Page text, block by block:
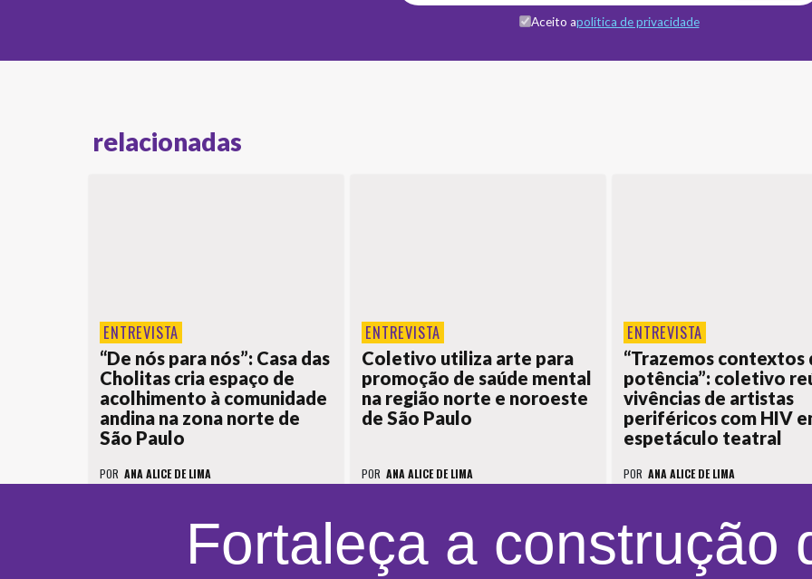
Aceito apolítica de privacidade
relacionadas
ENTREVISTA
“De nós para nós”: Casa das
Cholitas cria espaço de
acolhimento à comunidade
andina na zona norte de
São Paulo
POR ANA ALICE DE LIMA
ENTREVISTA
Coletivo utiliza arte para
promoção de saúde mental
na região norte e noroeste
de São Paulo
POR ANA ALICE DE LIMA
ENTREVISTA
“Trazemos contextos
potência”: coletivo
vivências de artistas
periféricos com HIV
espetáculo teatral
POR ANA ALICE DE LIMA
Fortaleça a construção